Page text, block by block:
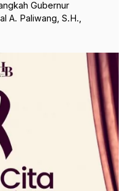
Gubernur
A. Paliwang, S.H.,